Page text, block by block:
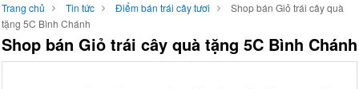
Trang chủ Tin tức Điểm bán trái cây tươi
Shop bán Giỏ trái cây quà
tặng 5C Bình Chánh
Shop bán Giỏ trái cây quà tặng 5C Bình Chánh